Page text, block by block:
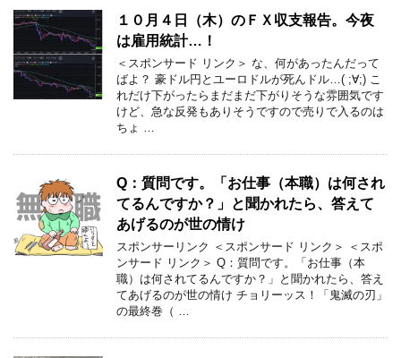
１０月４日（木）のＦＸ収支報告。今夜
は雇用統計…！
＜スポンサード リンク＞ な、何があったんだって
ばよ？ 豪ドル円とユーロドルが死んドル…( ;∀;) こ
れだけ下がったらまだまだ下がりそうな雰囲気です
けど、急な反発もありそうですので売りで入るのは
ちょ …
Q：質問です。「お仕事（本職）は何され
てるんですか？」と聞かれたら、答えて
あげるのが世の情け
スポンサーリンク ＜スポンサード リンク＞ ＜スポ
ンサード リンク＞ Q：質問です。「お仕事（本
職）は何されてるんですか？」と聞かれたら、答え
てあげるのが世の情け チョリーッス！「鬼滅の刃」
の最終巻（ …